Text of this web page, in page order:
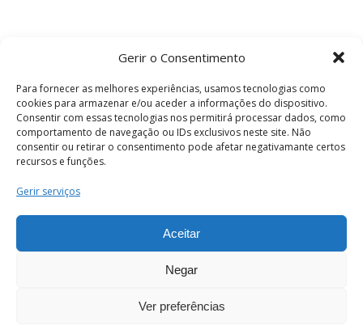
Gerir o Consentimento
Para fornecer as melhores experiências, usamos tecnologias como
cookies para armazenar e/ou aceder a informações do dispositivo.
Consentir com essas tecnologias nos permitirá processar dados, como
comportamento de navegação ou IDs exclusivos neste site. Não
consentir ou retirar o consentimento pode afetar negativamante certos
recursos e funções.
Gerir serviços
Aceitar
Negar
Ver preferências
Termos e Condições
os direitos reservados.